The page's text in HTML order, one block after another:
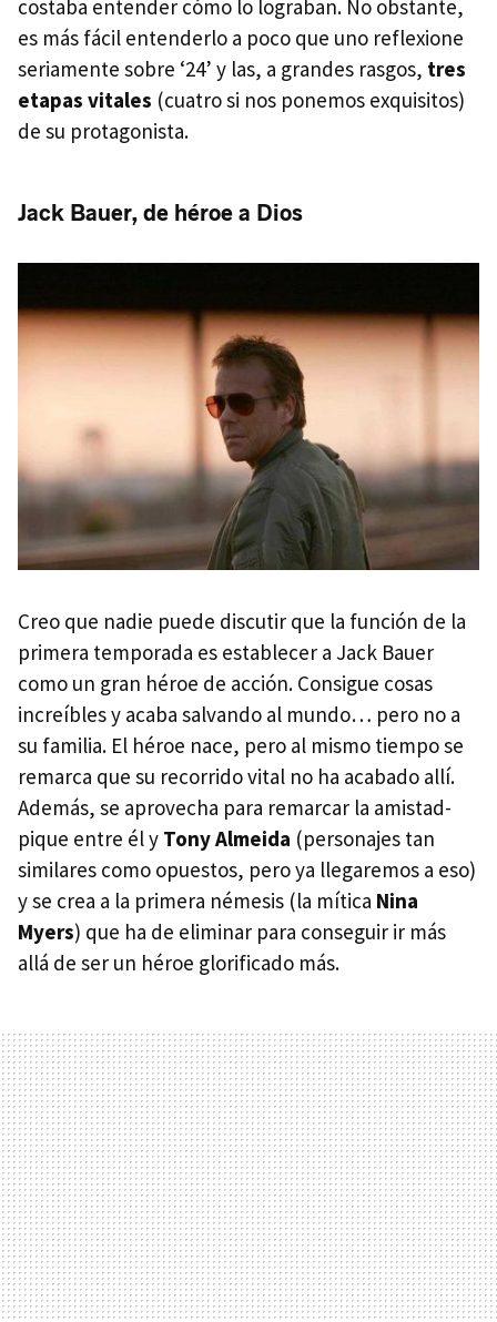
costaba entender cómo lo lograban. No obstante,
es más fácil entenderlo a poco que uno reflexione
seriamente sobre ‘24’ y las, a grandes rasgos, tres
etapas vitales (cuatro si nos ponemos exquisitos)
de su protagonista.
Jack Bauer, de héroe a Dios
Creo que nadie puede discutir que la función de la
primera temporada es establecer a Jack Bauer
como un gran héroe de acción. Consigue cosas
increíbles y acaba salvando al mundo… pero no a
su familia. El héroe nace, pero al mismo tiempo se
remarca que su recorrido vital no ha acabado allí.
Además, se aprovecha para remarcar la amistad-
pique entre él y Tony Almeida (personajes tan
similares como opuestos, pero ya llegaremos a eso)
y se crea a la primera némesis (la mítica Nina
Myers) que ha de eliminar para conseguir ir más
allá de ser un héroe glorificado más.